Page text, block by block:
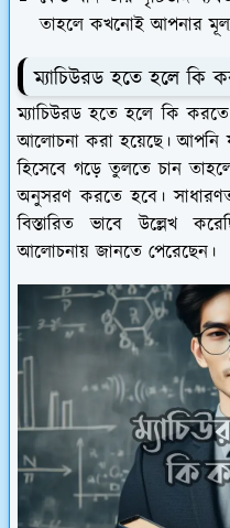
তাহলে কখনোই আপনার
ম্যাচিউরড হতে হলে কি
ম্যাচিউরড হতে হলে কি
আলোচনা করা হয়েছে। আপনি
হিসেবে গড়ে তুলতে চান
অনুসরণ করতে হবে।
বিস্তারিত ভাবে উল্লেখ
আলোচনায় জানতে পেরেছেন।